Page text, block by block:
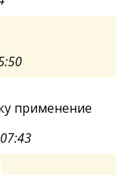
применение